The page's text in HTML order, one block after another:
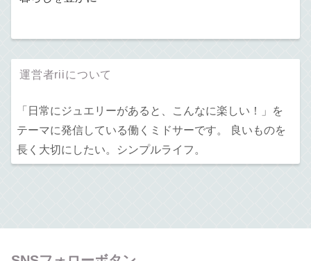
運営者riiについて
「日常にジュエリーがあると、こんなに楽しい！」を
テーマに発信している働くミドサーです。 良いものを
長く大切にしたい。シンプルライフ。